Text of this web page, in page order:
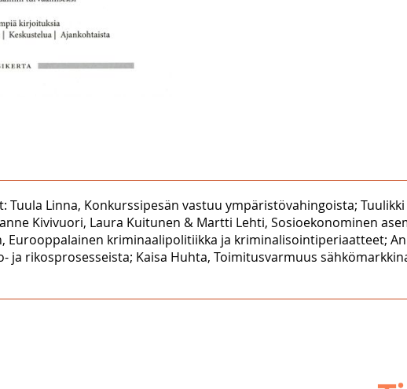
Tuula Linna, Konkurssipesän vastuu ympäristövahingoista;
Kivivuori, Laura Kuitunen & Martti Lehti, Sosioekonominen
Eurooppalainen kriminaalipolitiikka ja kriminalisointiperiaatteet;
rikosprosesseista; Kaisa Huhta, Toimitusvarmuus